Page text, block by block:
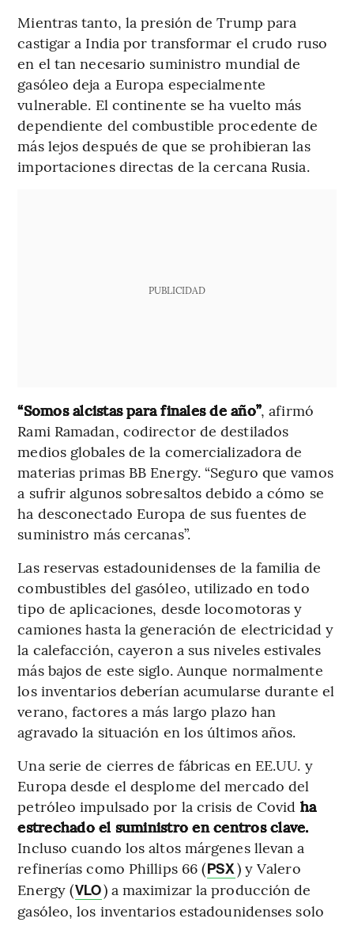
Mientras tanto, la presión de Trump para
castigar a India por transformar el crudo ruso
en el tan necesario suministro mundial de
gasóleo deja a Europa especialmente
vulnerable. El continente se ha vuelto más
dependiente del combustible procedente de
más lejos después de que se prohibieran las
importaciones directas de la cercana Rusia.
PUBLICIDAD
“Somos alcistas para finales de año”, afirmó
Rami Ramadan, codirector de destilados
medios globales de la comercializadora de
materias primas BB Energy. “Seguro que vamos
a sufrir algunos sobresaltos debido a cómo se
ha desconectado Europa de sus fuentes de
suministro más cercanas”.
Las reservas estadounidenses de la familia de
combustibles del gasóleo, utilizado en todo
tipo de aplicaciones, desde locomotoras y
camiones hasta la generación de electricidad y
la calefacción, cayeron a sus niveles estivales
más bajos de este siglo. Aunque normalmente
los inventarios deberían acumularse durante el
verano, factores a más largo plazo han
agravado la situación en los últimos años.
Una serie de cierres de fábricas en EE.UU. y
Europa desde el desplome del mercado del
petróleo impulsado por la crisis de Covid ha
estrechado el suministro en centros clave.
Incluso cuando los altos márgenes llevan a
refinerías como Phillips 66 (PSX) y Valero
Energy (VLO) a maximizar la producción de
gasóleo, los inventarios estadounidenses solo